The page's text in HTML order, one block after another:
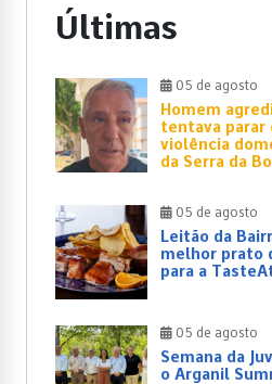
Últimas
05 de agosto
Homem
tentava parar
violência
da Serra da
05 de agosto
Leitão da
melhor prato
para a
05 de agosto
Semana da
o Arganil